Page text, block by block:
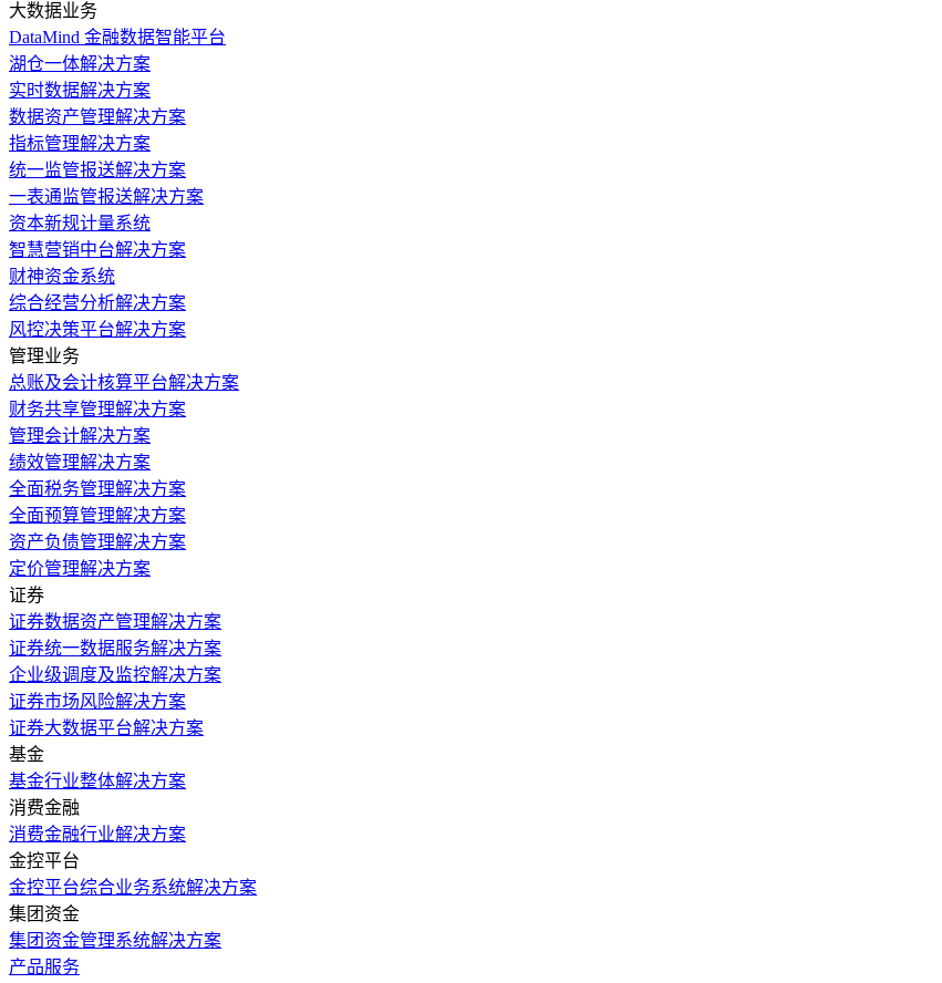
大数据业务
DataMind 金融数据智能平台
湖仓一体解决方案
实时数据解决方案
数据资产管理解决方案
指标管理解决方案
统一监管报送解决方案
一表通监管报送解决方案
资本新规计量系统
智慧营销中台解决方案
财神资金系统
综合经营分析解决方案
风控决策平台解决方案
管理业务
总账及会计核算平台解决方案
财务共享管理解决方案
管理会计解决方案
绩效管理解决方案
全面税务管理解决方案
全面预算管理解决方案
资产负债管理解决方案
定价管理解决方案
证券
证券数据资产管理解决方案
证券统一数据服务解决方案
企业级调度及监控解决方案
证券市场风险解决方案
证券大数据平台解决方案
基金
基金行业整体解决方案
消费金融
消费金融行业解决方案
金控平台
金控平台综合业务系统解决方案
集团资金
集团资金管理系统解决方案
产品服务